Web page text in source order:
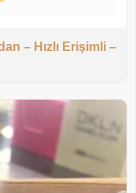
– Hızlı Erişimli –